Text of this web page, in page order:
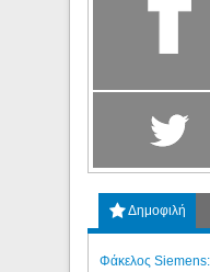
Δημοφιλή
Φάκελος Siemens: